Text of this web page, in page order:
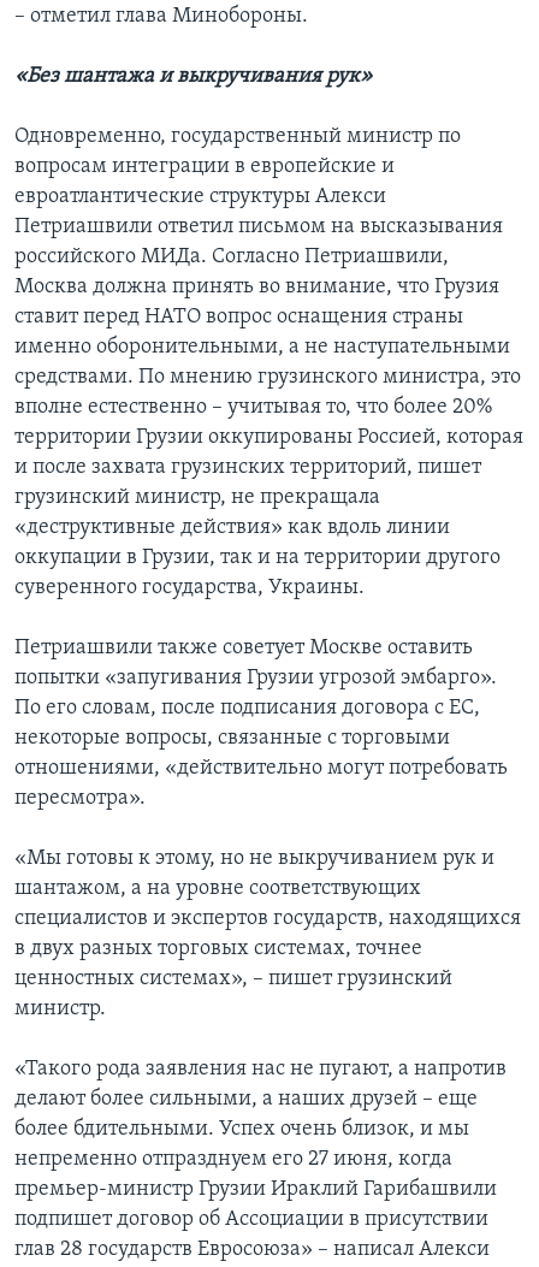
– отметил глава Минобороны.
«Без шантажа и выкручивания рук»
Одновременно, государственный министр по
вопросам интеграции в европейские и
евроатлантические структуры Алекси
Петриашвили ответил письмом на высказывания
российского МИДа. Согласно Петриашвили,
Москва должна принять во внимание, что Грузия
ставит перед НАТО вопрос оснащения страны
именно оборонительными, а не наступательными
средствами. По мнению грузинского министра, это
вполне естественно – учитывая то, что более 20%
территории Грузии оккупированы Россией, которая
и после захвата грузинских территорий, пишет
грузинский министр, не прекращала
«деструктивные действия» как вдоль линии
оккупации в Грузии, так и на территории другого
суверенного государства, Украины.
Петриашвили также советует Москве оставить
попытки «запугивания Грузии угрозой эмбарго».
По его словам, после подписания договора с ЕС,
некоторые вопросы, связанные с торговыми
отношениями, «действительно могут потребовать
пересмотра».
«Мы готовы к этому, но не выкручиванием рук и
шантажом, а на уровне соответствующих
специалистов и экспертов государств, находящихся
в двух разных торговых системах, точнее
ценностных системах», – пишет грузинский
министр.
«Такого рода заявления нас не пугают, а напротив
делают более сильными, а наших друзей – еще
более бдительными. Успех очень близок, и мы
непременно отпразднуем его 27 июня, когда
премьер-министр Грузии Ираклий Гарибашвили
подпишет договор об Ассоциации в присутствии
глав 28 государств Евросоюза» – написал Алекси